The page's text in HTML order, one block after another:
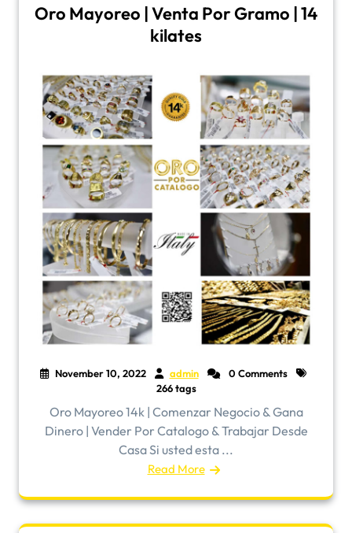
Oro Mayoreo | Venta Por Gramo | 14
kilates
November 10, 2022 admin
0 Comments
266 tags
Oro Mayoreo 14k | Comenzar Negocio & Gana
Dinero | Vender Por Catalogo & Trabajar Desde
Casa Si usted esta ...
Read More